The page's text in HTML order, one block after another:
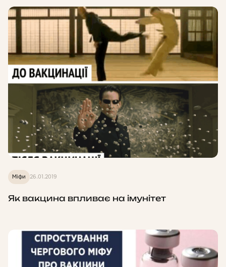
Міфи 26.01.2019
Як вакцина впливає на імунітет